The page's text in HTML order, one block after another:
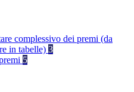
complessivo dei premi (da
in tabelle) 3
5